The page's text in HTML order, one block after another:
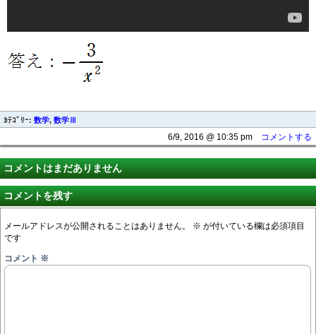
ｶﾃｺﾞﾘｰ: 数学, 数学Ⅲ
6/9, 2016 @ 10:35 pm コメントする
コメントはまだありません
コメントを残す
メールアドレスが公開されることはありません。 ※ が付いている欄は必須項目
です
コメント ※